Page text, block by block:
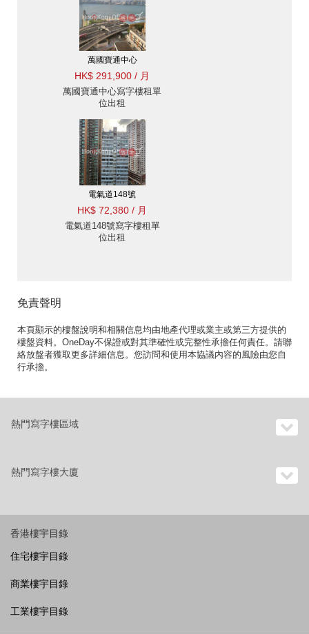
萬國寶通中心
HK$ 291,900 / 月
萬國寶通中心寫字樓租單
位出租
電氣道148號
HK$ 72,380 / 月
電氣道148號寫字樓租單
位出租
免責聲明
本頁顯示的樓盤說明和相關信息均由地產代理或業主或第三方提供的
樓盤資料。OneDay不保證或對其準確性或完整性承擔任何責任。請聯
絡放盤者獲取更多詳細信息。您訪問和使用本協議內容的風險由您自
行承擔。
熱門寫字樓區域
熱門寫字樓大廈
香港樓宇目錄
住宅樓宇目錄
商業樓宇目錄
工業樓宇目錄